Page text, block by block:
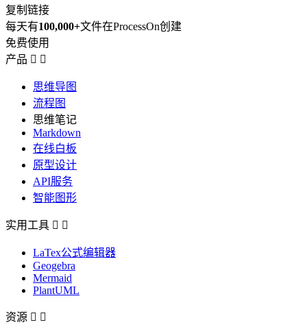
复制链接
每天有100,000+文件在ProcessOn创建
免费使用
产品  
思维导图
流程图
思维笔记
Markdown
在线白板
原型设计
API服务
智能图形
实用工具  
LaTex公式编辑器
Geogebra
Mermaid
PlantUML
资源  